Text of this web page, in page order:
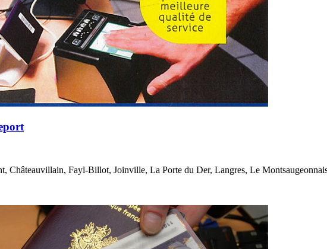
Châteauvillain, Fayl-Billot, Joinville, La Porte du Der, Langres, Le